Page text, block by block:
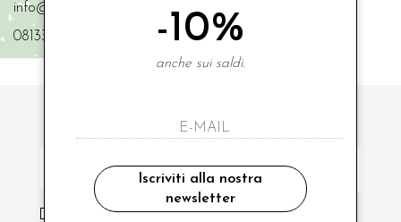
info@scaglionebimbi.com
0813331162
ISCRIVITI ALLA NOSTRA NEWSLETTER
ho letto ed accettato le condizioni sulla privacy.
-10%
anche sui saldi.
Iscriviti alla nostra
newsletter